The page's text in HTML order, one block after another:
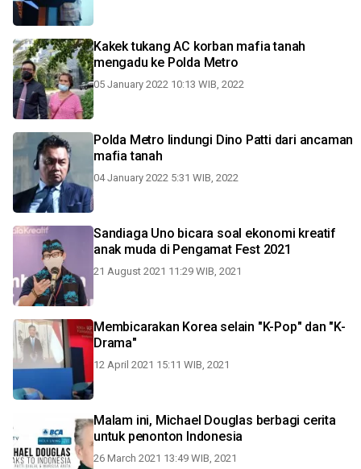
Kakek tukang AC korban mafia tanah
mengadu ke Polda Metro
05 January 2022 10:13 WIB, 2022
Polda Metro lindungi Dino Patti dari ancaman
mafia tanah
04 January 2022 5:31 WIB, 2022
Sandiaga Uno bicara soal ekonomi kreatif
anak muda di Pengamat Fest 2021
21 August 2021 11:29 WIB, 2021
Membicarakan Korea selain "K-Pop" dan "K-
Drama"
12 April 2021 15:11 WIB, 2021
Malam ini, Michael Douglas berbagi cerita
untuk penonton Indonesia
26 March 2021 13:49 WIB, 2021